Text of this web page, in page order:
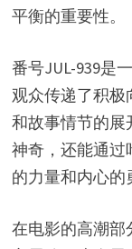
平衡的重要性。
番号JUL-939是
观众传递了积
和故事情节的展
神奇，还能通过
的力量和内心的
在电影的高潮部